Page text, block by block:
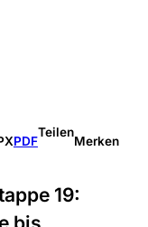
PDF
Teilen
Merken
19: